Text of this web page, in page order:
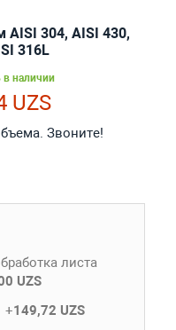
304, AISI 430,
316L
в наличии
UZS
Звоните!
листа
UZS
+149,72 UZS